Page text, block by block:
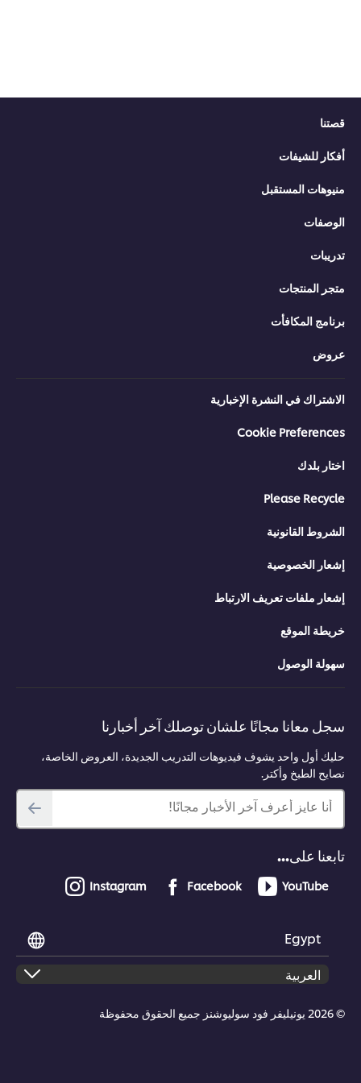
قصتنا
أفكار للشيفات
منيوهات المستقبل
الوصفات
تدريبات
متجر المنتجات
برنامج المكافأت
عروض
الاشتراك في النشرة الإخبارية
Cookie Preferences
اختار بلدك
Please Recycle
الشروط القانونية
إشعار الخصوصية
إشعار ملفات تعريف الارتباط
خريطة الموقع
سهولة الوصول
سجل معانا مجانًا علشان توصلك آخر أخبارنا
حليك أول واحد يشوف فيديوهات التدريب الجديدة، العروض الخاصة،
نصايح الطبخ وأكتر.
أنا عايز أعرف آخر الأخبار مجانًا!
تابعنا على...
YouTube
Facebook
Instagram
Egypt
© 2026 يونيليفر فود سوليوشنز جميع الحقوق محفوظة